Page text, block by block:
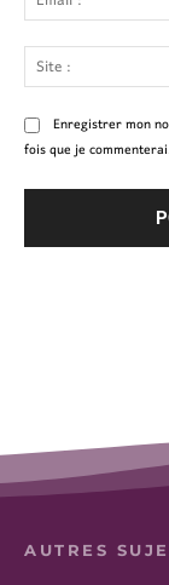
Enregistrer mon
fois que je
AUTRES